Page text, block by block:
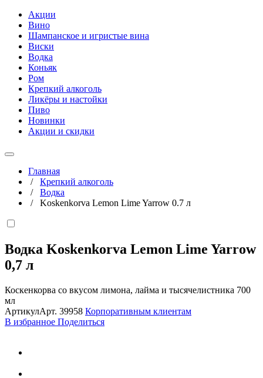
Акции
Вино
Шампанское и игристые вина
Виски
Водка
Коньяк
Ром
Крепкий алкоголь
Ликёры и настойки
Пиво
Новинки
Акции и скидки
Главная
/ Крепкий алкоголь
/ Водка
/ Koskenkorva Lemon Lime Yarrow 0.7 л
Водка Koskenkorva Lemon Lime Yarrow
0,7 л
Коскенкорва со вкусом лимона, лайма и тысячелистника 700
мл
АртикулАрт. 39958 Корпоративным клиентам
В избранное Поделиться